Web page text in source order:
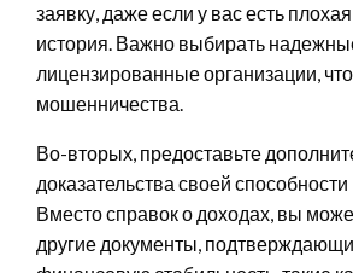
заявку, даже если у вас есть
история. Важно выбирать
лицензированные организации,
мошенничества.
Во-вторых, предоставьте
доказательства своей способности
Вместо справок о доходах, вы
другие документы,